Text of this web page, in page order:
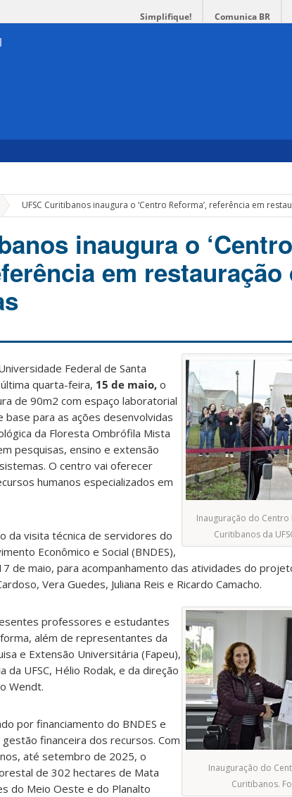
Simplifique! Comunica BR
» UFSC Curitibanos inaugura o ‘Centro Reforma’, referência em
inaugura o ‘Centro
em restauração
Inauguração do
Curitibanos da
Federal de Santa
última quarta-feira, 15 de maio, o
de 90m2 com espaço laboratorial
para as ações desenvolvidas
da Floresta Ombrófila Mista
pesquisas, ensino e extensão
O centro vai oferecer
humanos especializados em
da visita técnica de servidores do
Econômico e Social (BNDES),
de maio, para acompanhamento das atividades do
Vera Guedes, Juliana Reis e Ricardo Camacho.
Inauguração do
Curitibanos.
professores e estudantes
além de representantes da
e Extensão Universitária (Fapeu),
da UFSC, Hélio Rodak, e da direção
Wendt.
por financiamento do BNDES e
financeira dos recursos. Com
até setembro de 2025, o
de 302 hectares de Mata
do Meio Oeste e do Planalto